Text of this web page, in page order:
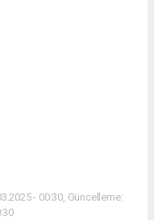
- 00:30, Güncelleme: